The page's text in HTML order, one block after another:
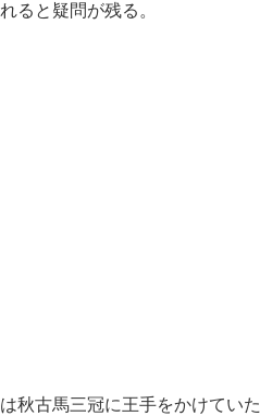
ると疑問が残る。
秋古馬三冠に王手をかけていた